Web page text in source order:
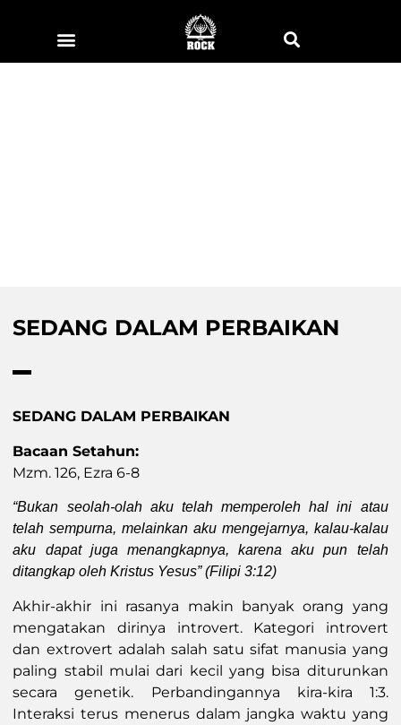
SEDANG DALAM PERBAIKAN
SEDANG DALAM PERBAIKAN
Bacaan Setahun:
Mzm. 126, Ezra 6-8
“Bukan seolah-olah aku telah memperoleh hal ini atau
telah sempurna, melainkan aku mengejarnya, kalau-kalau
aku dapat juga menangkapnya, karena aku pun telah
ditangkap oleh Kristus Yesus” (Filipi 3:12)
Akhir-akhir ini rasanya makin banyak orang yang
mengatakan dirinya introvert. Kategori introvert
dan extrovert adalah salah satu sifat manusia yang
paling stabil mulai dari kecil yang bisa diturunkan
secara genetik. Perbandingannya kira-kira 1:3.
Interaksi terus menerus dalam jangka waktu yang